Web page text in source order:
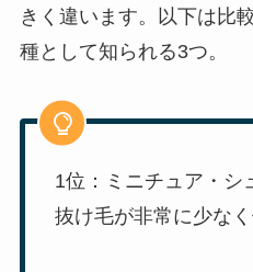
きく違います。以下は比
種として知られる3つ。
1位：ミニチュア・シ
抜け毛が非常に少なく